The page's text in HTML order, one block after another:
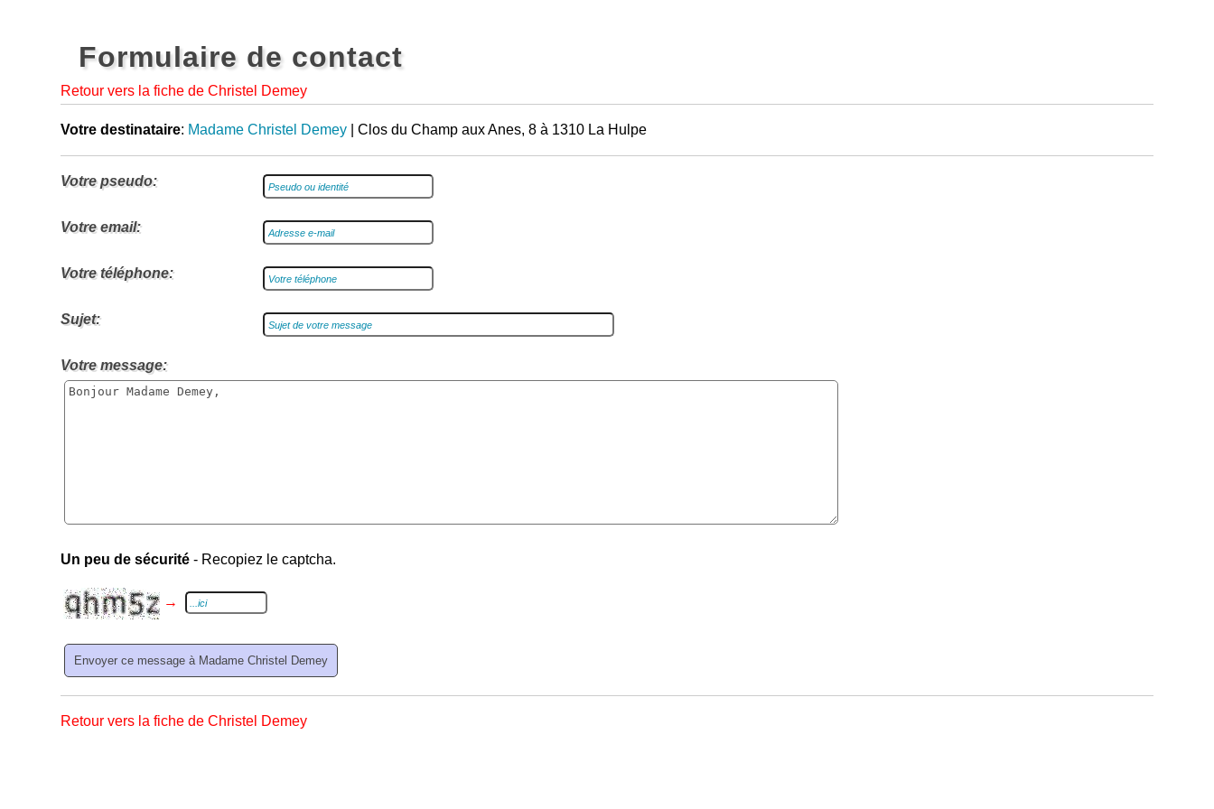
Formulaire de contact
Retour vers la fiche de Christel Demey
Votre destinataire: Madame Christel Demey | Clos du Champ aux Anes, 8 à 1310 La Hulpe
Votre pseudo:
Votre email:
Votre téléphone:
Sujet:
Votre message:
Un peu de sécurité - Recopiez le captcha.
→
Retour vers la fiche de Christel Demey